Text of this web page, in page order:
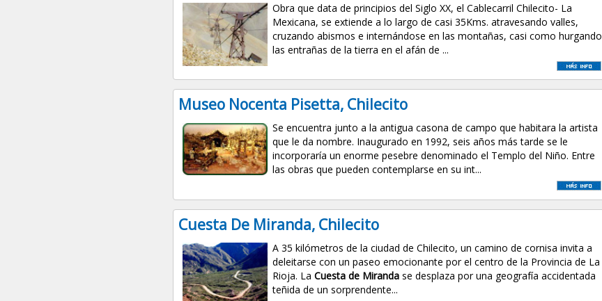
Obra que data de principios del Siglo XX, el Cablecarril Chilecito- La
Mexicana, se extiende a lo largo de casi 35Kms. atravesando valles,
cruzando abismos e internándose en las montañas, casi como hurgando
las entrañas de la tierra en el afán de ...
Museo Nocenta Pisetta, Chilecito
Se encuentra junto a la antigua casona de campo que habitara la artista
que le da nombre. Inaugurado en 1992, seis años más tarde se le
incorporaría un enorme pesebre denominado el Templo del Niño. Entre
las obras que pueden contemplarse en su int...
Cuesta De Miranda, Chilecito
A 35 kilómetros de la ciudad de Chilecito, un camino de cornisa invita a
deleitarse con un paseo emocionante por el centro de la Provincia de La
Rioja. La Cuesta de Mirandase desplaza por una geografía accidentada
teñida de un sorprendente...